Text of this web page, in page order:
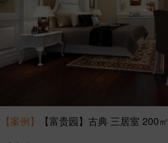
【案例】 【富贵园】古典 三居室 200㎡